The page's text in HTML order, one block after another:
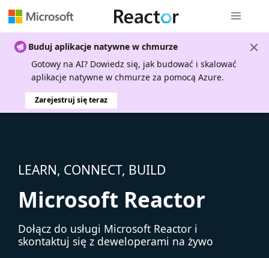
Buduj aplikacje natywne w chmurze
Gotowy na AI? Dowiedz się, jak budować i skalować
aplikacje natywne w chmurze za pomocą Azure.
Zarejestruj się teraz
LEARN, CONNECT, BUILD
Microsoft Reactor
Dołącz do usługi Microsoft Reactor i
skontaktuj się z deweloperami na żywo